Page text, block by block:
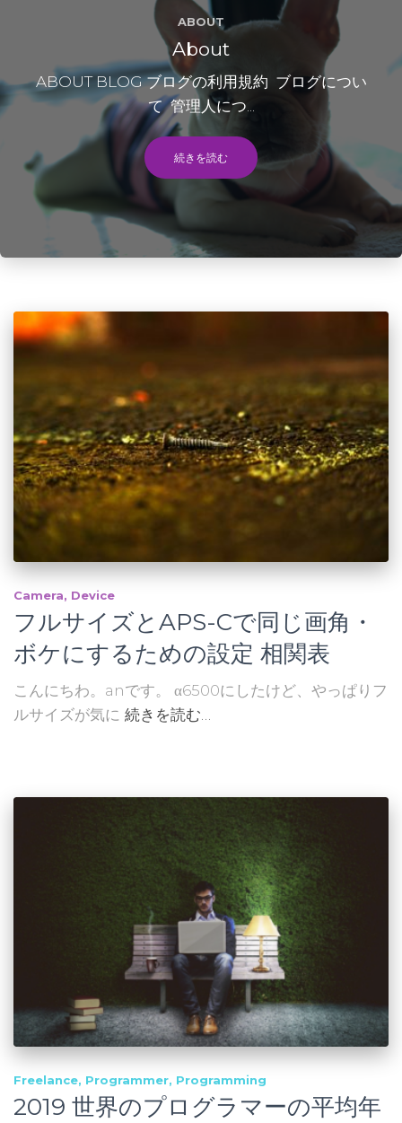
ABOUT
About
ABOUT BLOG ブログの利用規約 ブログについ
て 管理人につ...
続きを読む
Camera Device
フルサイズとAPS-Cで同じ画角・
ボケにするための設定 相関表
こんにちわ。anです。 α6500にしたけど、やっぱりフ
ルサイズが気に 続きを読む…
Freelance Programmer Programming
2019 世界のプログラマーの平均年